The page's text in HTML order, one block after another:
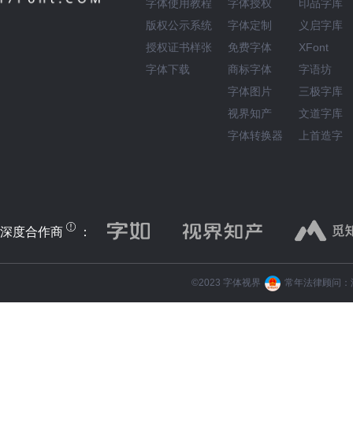
字体使用教程
版权公示系统
授权证书样张
字体下载
字体授权
字体定制
免费字体
商标字体
字体图片
视界知产
字体转换器
印品字库
义启字库
XFont
字语坊
三极字库
文道字库
上首造字
深度合作商 ：
©️2023 字体视界 常年法律顾问